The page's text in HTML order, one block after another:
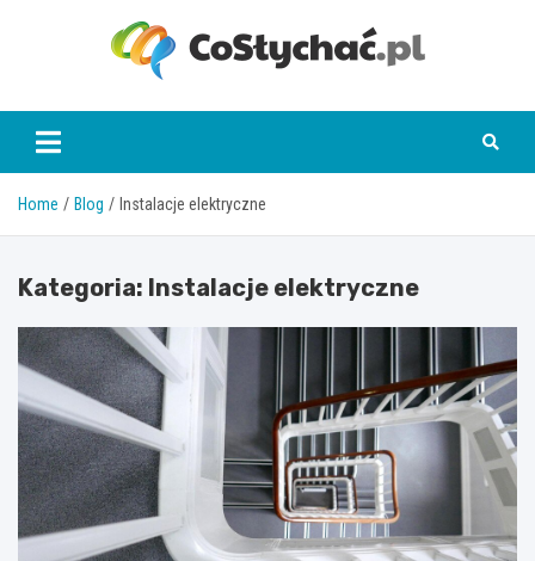
coslychac.pl
Home Blog Instalacje elektryczne
Kategoria: Instalacje elektryczne